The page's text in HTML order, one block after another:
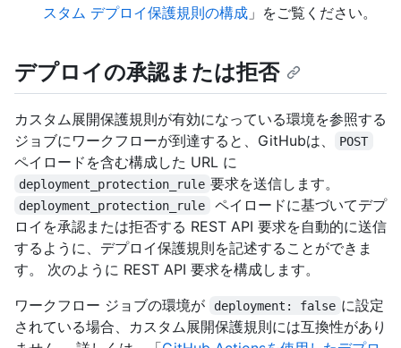
スタム デプロイ保護規則の構成 」をご覧ください。
デプロイの承認または拒否
カスタム展開保護規則が有効になっている環境を参照する
ジョブにワークフローが到達すると、GitHubは、
POST
ペイロードを含む構成した URL に
deployment_protection_rule 要求を送信します。
deployment_protection_rule
ペイロードに基づいてデプ
ロイを承認または拒否する REST API 要求を自動的に送信
するように、デプロイ保護規則を記述することができま
す。 次のように REST API 要求を構成します。
ワークフロー ジョブの環境が
deployment: false に設定
されている場合、カスタム展開保護規則には互換性があり